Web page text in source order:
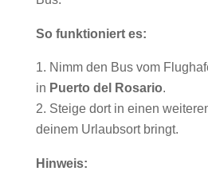
So funktioniert es:
Nimm den Bus vom
in Puerto del Rosario.
Steige dort in einen
deinem Urlaubsort bringt.
Hinweis: